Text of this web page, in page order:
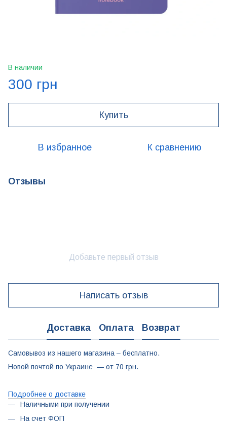
В наличии
300 грн
Купить
В избранное К сравнению
Отзывы
Добавьте первый отзыв
Написать отзыв
Доставка Оплата Возврат
Самовывоз из нашего магазина – бесплатно.
Новой почтой по Украине — от 70 грн.
Подробнее о доставке
Наличными при получении
На счет ФОП